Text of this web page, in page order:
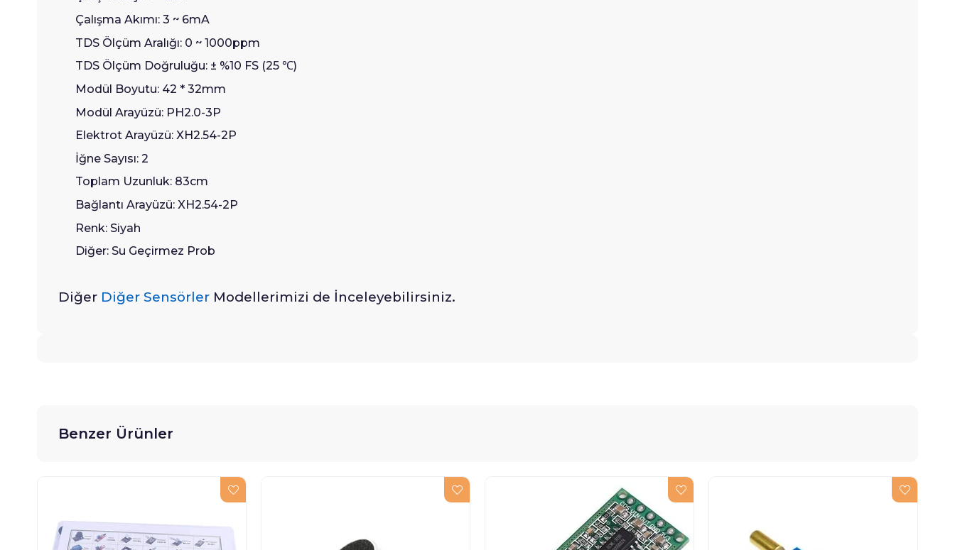
Çalışma Akımı: 3 ~ 6mA
TDS Ölçüm Aralığı: 0 ~ 1000ppm
TDS Ölçüm Doğruluğu: ± %10 FS (25 ℃)
Modül Boyutu: 42 * 32mm
Modül Arayüzü: PH2.0-3P
Elektrot Arayüzü: XH2.54-2P
İğne Sayısı: 2
Toplam Uzunluk: 83cm
Bağlantı Arayüzü: XH2.54-2P
Renk: Siyah
Diğer: Su Geçirmez Prob
Diğer Diğer Sensörler Modellerimizi de İnceleyebilirsiniz.
Benzer Ürünler